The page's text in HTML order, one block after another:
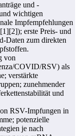
und -
wichtigen
Impfempfehlungen
erste Preis- und
Daten zum direkten
von
COVID/RSV) als
verstärkte
zunehmender
und
RSV-Impfungen in
potenzielle
je nach